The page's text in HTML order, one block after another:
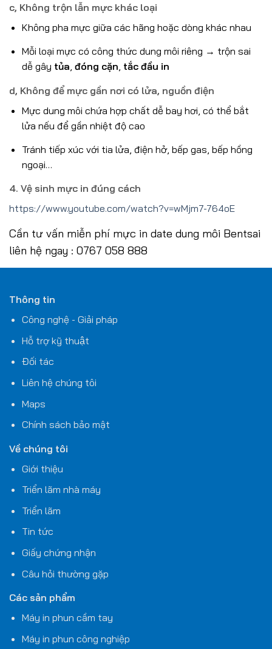
c, Không trộn lẫn mực khác loại
Không pha mực giữa các hãng hoặc dòng khác nhau
Mỗi loại mực có công thức dung môi riêng → trộn sai
dễ gây tủa, đóng cặn, tắc đầu in
d, Không để mực gần nơi có lửa, nguồn điện
Mực dung môi chứa hợp chất dễ bay hơi, có thể bắt
lửa nếu để gần nhiệt độ cao
Tránh tiếp xúc với tia lửa, điện hở, bếp gas, bếp hồng
ngoại…
4. Vệ sinh mực in đúng cách
https://www.youtube.com/watch?v=wMjm7-764oE
Cần tư vấn miễn phí mực in date dung môi Bentsai
liên hệ ngay : 0767 058 888
Thông tin
Công nghệ - Giải pháp
Hỗ trợ kỹ thuật
Đối tác
Liên hệ chúng tôi
Maps
Chính sách bảo mật
Về chúng tôi
Giới thiệu
Triển lãm nhà máy
Triển lãm
Tin tức
Giấy chứng nhận
Câu hỏi thường gặp
Các sản phẩm
Máy in phun cầm tay
Máy in phun công nghiệp